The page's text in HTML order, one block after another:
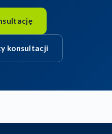
konsultacji